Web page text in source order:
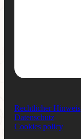
Rechtlicher Hinweis
Datenschutz
Cookies policy